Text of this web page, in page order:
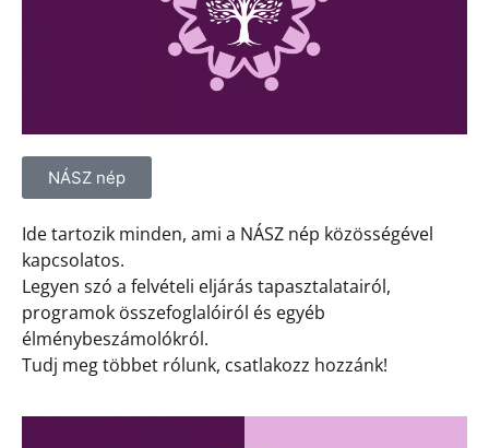
NÁSZ nép
Ide tartozik minden, ami a NÁSZ nép közösségével
kapcsolatos.
Legyen szó a felvételi eljárás tapasztalatairól,
programok összefoglalóiról és egyéb
élménybeszámolókról.
Tudj meg többet rólunk, csatlakozz hozzánk!